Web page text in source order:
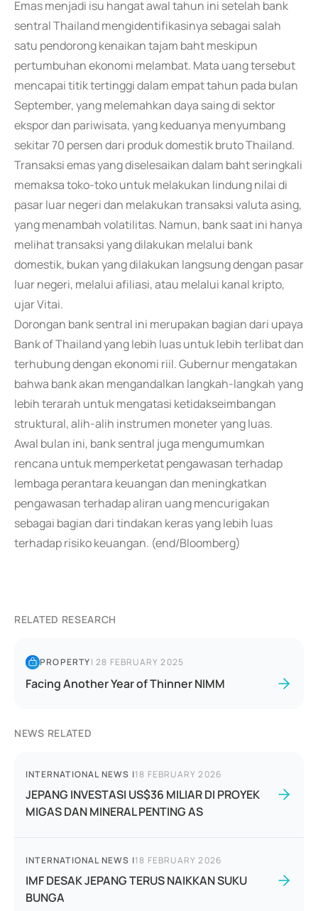
Emas menjadi isu hangat awal tahun ini setelah bank
sentral Thailand mengidentifikasinya sebagai salah
satu pendorong kenaikan tajam baht meskipun
pertumbuhan ekonomi melambat. Mata uang tersebut
mencapai titik tertinggi dalam empat tahun pada bulan
September, yang melemahkan daya saing di sektor
ekspor dan pariwisata, yang keduanya menyumbang
sekitar 70 persen dari produk domestik bruto Thailand.
Transaksi emas yang diselesaikan dalam baht seringkali
memaksa toko-toko untuk melakukan lindung nilai di
pasar luar negeri dan melakukan transaksi valuta asing,
yang menambah volatilitas. Namun, bank saat ini hanya
melihat transaksi yang dilakukan melalui bank
domestik, bukan yang dilakukan langsung dengan pasar
luar negeri, melalui afiliasi, atau melalui kanal kripto,
ujar Vitai.
Dorongan bank sentral ini merupakan bagian dari upaya
Bank of Thailand yang lebih luas untuk lebih terlibat dan
terhubung dengan ekonomi riil. Gubernur mengatakan
bahwa bank akan mengandalkan langkah-langkah yang
lebih terarah untuk mengatasi ketidakseimbangan
struktural, alih-alih instrumen moneter yang luas.
Awal bulan ini, bank sentral juga mengumumkan
rencana untuk memperketat pengawasan terhadap
lembaga perantara keuangan dan meningkatkan
pengawasan terhadap aliran uang mencurigakan
sebagai bagian dari tindakan keras yang lebih luas
terhadap risiko keuangan. (end/Bloomberg)
RELATED RESEARCH
PROPERTY|28 FEBRUARY 2025
Facing Another Year of Thinner NIMM
NEWS RELATED
INTERNATIONAL NEWS |18 FEBRUARY 2026
JEPANG INVESTASI US$36 MILIAR DI PROYEK
MIGAS DAN MINERAL PENTING AS
INTERNATIONAL NEWS |18 FEBRUARY 2026
IMF DESAK JEPANG TERUS NAIKKAN SUKU
BUNGA